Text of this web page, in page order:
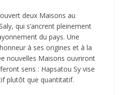
deux Maisons au
qui s’ancrent pleinement
du pays. Une
à ses origines et à la
nouvelles Maisons ouvriront
sens : Hapsatou Sy vise
plutôt que quantitatif.